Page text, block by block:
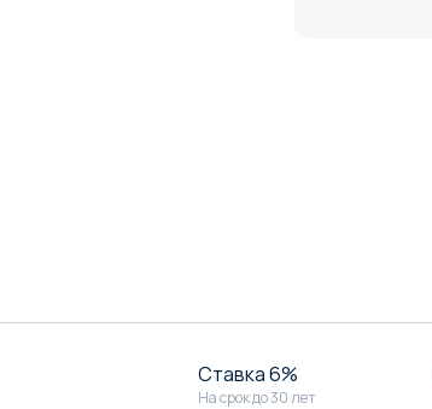
Ставка 6%
На срок до 30 лет